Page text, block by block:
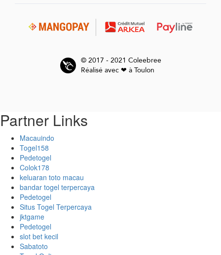
© 2017 - 2021 Coleebree
Réalisé avec ❤ à Toulon
Partner Links
Macauindo
Togel158
Pedetogel
Colok178
keluaran toto macau
bandar togel terpercaya
Pedetogel
Situs Togel Terpercaya
jktgame
Pedetogel
slot bet kecil
Sabatoto